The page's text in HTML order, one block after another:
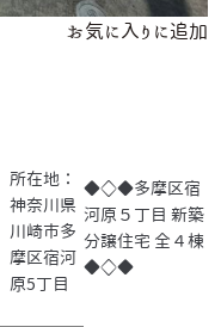
お気に入りに追加
所在地：
神奈川県
川崎市多
摩区宿河
原5丁目
◆◇◆多摩区宿
河原５丁目 新築
分譲住宅 全４棟
◆◇◆